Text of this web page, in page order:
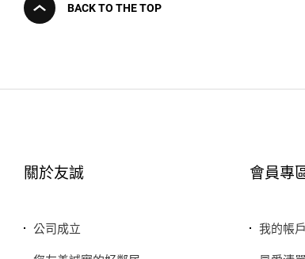
BACK TO THE TOP
關於友誠
公司成立
會員專
我的帳戶